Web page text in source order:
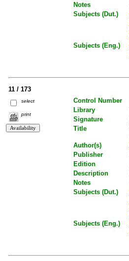
Notes
Subjects (Dut.)
Subjects (Eng.)
11 / 173
select
print
Control Number
Library
Signature
Title
Author(s)
Publisher
Edition
Description
Notes
Subjects (Dut.)
Subjects (Eng.)